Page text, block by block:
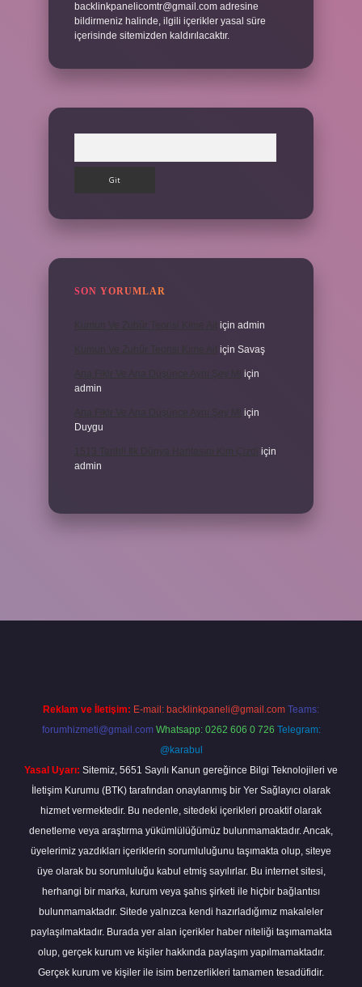
backlinkpanelicomtr@gmail.com adresine
bildirmeniz halinde, ilgili içerikler yasal süre
içerisinde sitemizden kaldırılacaktır.
SON YORUMLAR
için admin
için Savaş
için
admin
için
Duygu
için
admin
Reklam ve İletişim: E-mail: backlinkpaneli@gmail.com Teams:
forumhizmeti@gmail.com Whatsapp: 0262 606 0 726 Telegram:
@karabul
Yasal Uyarı: Sitemiz, 5651 Sayılı Kanun gereğince Bilgi Teknolojileri ve
İletişim Kurumu (BTK) tarafından onaylanmış bir Yer Sağlayıcı olarak
hizmet vermektedir. Bu nedenle, sitedeki içerikleri proaktif olarak
denetleme veya araştırma yükümlülüğümüz bulunmamaktadır. Ancak,
üyelerimiz yazdıkları içeriklerin sorumluluğunu taşımakta olup, siteye
üye olarak bu sorumluluğu kabul etmiş sayılırlar. Bu internet sitesi,
herhangi bir marka, kurum veya şahıs şirketi ile hiçbir bağlantısı
bulunmamaktadır. Sitede yalnızca kendi hazırladığımız makaleler
paylaşılmaktadır. Burada yer alan içerikler haber niteliği taşımamakta
olup, gerçek kurum ve kişiler hakkında paylaşım yapılmamaktadır.
Gerçek kurum ve kişiler ile isim benzerlikleri tamamen tesadüfidir.